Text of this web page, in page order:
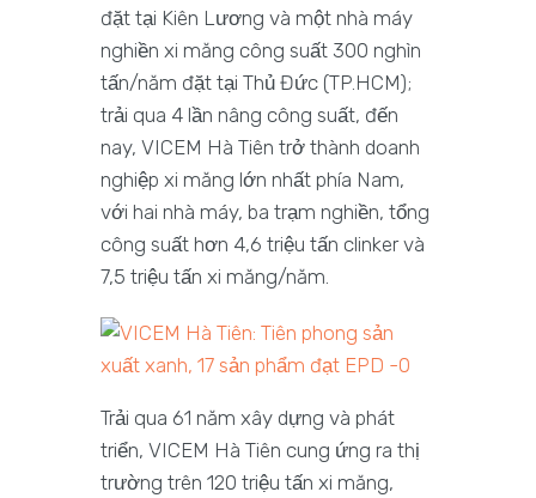
đặt tại Kiên Lương và một nhà máy
nghiền xi măng công suất 300 nghìn
tấn/năm đặt tại Thủ Đức (TP.HCM);
trải qua 4 lần nâng công suất, đến
nay, VICEM Hà Tiên trở thành doanh
nghiệp xi măng lớn nhất phía Nam,
với hai nhà máy, ba trạm nghiền, tổng
công suất hơn 4,6 triệu tấn clinker và
7,5 triệu tấn xi măng/năm.
Trải qua 61 năm xây dựng và phát
triển, VICEM Hà Tiên cung ứng ra thị
trường trên 120 triệu tấn xi măng,